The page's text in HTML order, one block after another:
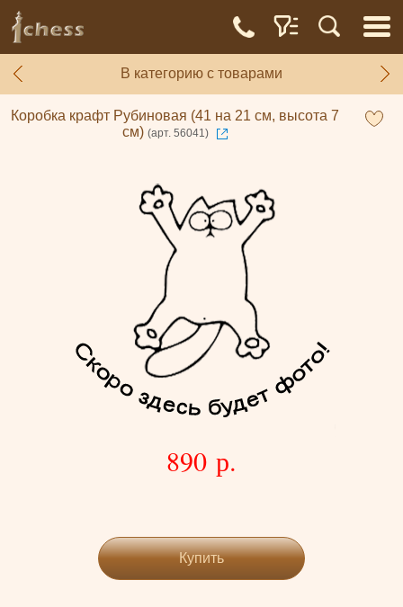
В категорию с товарами
Коробка крафт Рубиновая (41 на 21 см, высота 7
см) (арт. 56041)
890 р.
Купить